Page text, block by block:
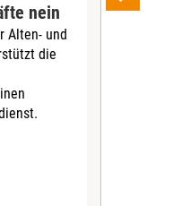
nein
Alten- und
die